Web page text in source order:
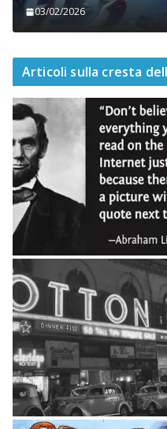
03/02/2026
Articoli sulla cresta